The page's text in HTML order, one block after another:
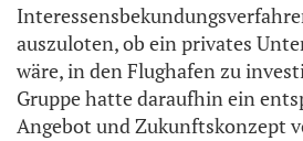
auszuloten, ob ein privates
wäre, in den Flughafen zu
Gruppe hatte daraufhin ein
Angebot und Zukunftskonzept